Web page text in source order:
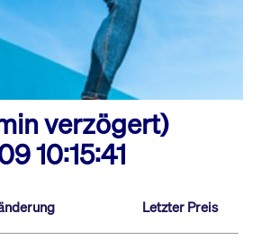
verzögert)
10:15:41
Letzter Preis